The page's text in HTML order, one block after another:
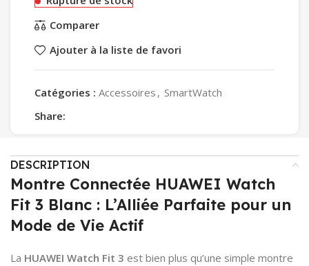
Comparer
Ajouter à la liste de favori
Catégories : Accessoires , SmartWatch
Share:
DESCRIPTION
Montre Connectée HUAWEI Watch
Fit 3 Blanc : L’Alliée Parfaite pour un
Mode de Vie Actif
La HUAWEI Watch Fit 3 est bien plus qu’une simple montre